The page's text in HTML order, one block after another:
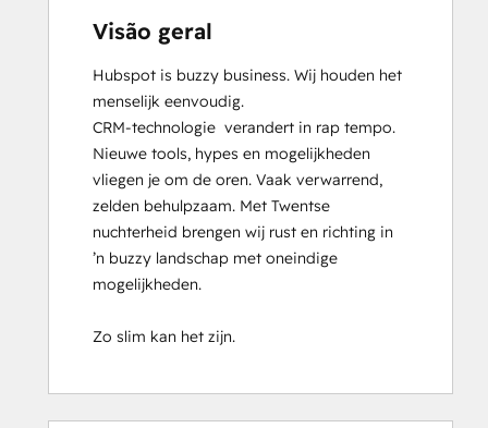
Guided Client Onboarding
HubSpot Implementation for Partners
HubSpot Marketing Hub Software
Certification
HubSpot Reporting
HubSpot Sales Hub Software
Certification
HubSpot Solutions Partner
HubSpot Trainer Certification
Inbound
Inbound Marketing
Inbound Sales
Objectives-Based Onboarding
Platform Consulting
Visão geral
Hubspot is buzzy business. Wij houden het
menselijk eenvoudig.
CRM-technologie  verandert in rap tempo.
Nieuwe tools, hypes en mogelijkheden
vliegen je om de oren. Vaak verwarrend,
zelden behulpzaam. Met Twentse
nuchterheid brengen wij rust en richting in
’n buzzy landschap met oneindige
mogelijkheden.
Zo slim kan het zijn.